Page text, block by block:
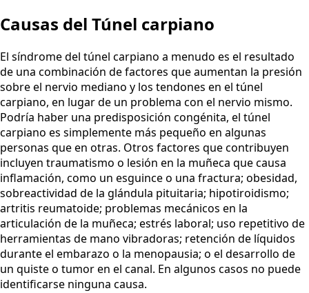
Causas del Túnel carpiano
El síndrome del túnel carpiano a menudo es el resultado
de una combinación de factores que aumentan la presión
sobre el nervio mediano y los tendones en el túnel
carpiano, en lugar de un problema con el nervio mismo.
Podría haber una predisposición congénita, el túnel
carpiano es simplemente más pequeño en algunas
personas que en otras. Otros factores que contribuyen
incluyen traumatismo o lesión en la muñeca que causa
inflamación, como un esguince o una fractura; obesidad,
sobreactividad de la glándula pituitaria; hipotiroidismo;
artritis reumatoide; problemas mecánicos en la
articulación de la muñeca; estrés laboral; uso repetitivo de
herramientas de mano vibradoras; retención de líquidos
durante el embarazo o la menopausia; o el desarrollo de
un quiste o tumor en el canal. En algunos casos no puede
identificarse ninguna causa.